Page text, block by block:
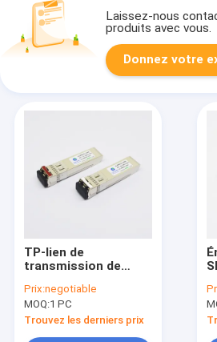
Laissez-nous
produits avec vous.
Donnez votre
TP-lien de
transmission de
1550nm 40km de
fibre d'EMC
10GBASE-ER SFP+
compatible
Prix:negotiable
MOQ:1 PC
Trouvez les derniers prix